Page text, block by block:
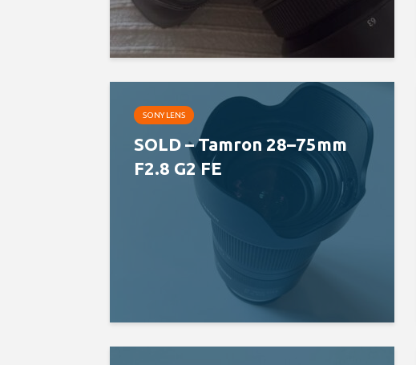
SONY LENS
SOLD – Tamron 28–75mm
F2.8 G2 FE